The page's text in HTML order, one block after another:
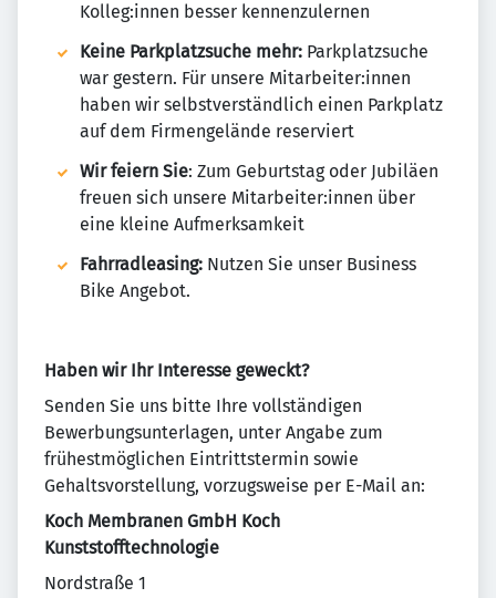
Kolleg:innen besser kennenzulernen
Keine Parkplatzsuche mehr: Parkplatzsuche
war gestern. Für unsere Mitarbeiter:innen
haben wir selbstverständlich einen Parkplatz
auf dem Firmengelände reserviert
Wir feiern Sie: Zum Geburtstag oder Jubiläen
freuen sich unsere Mitarbeiter:innen über
eine kleine Aufmerksamkeit
Fahrradleasing: Nutzen Sie unser Business
Bike Angebot.
Haben wir Ihr Interesse geweckt?
Senden Sie uns bitte Ihre vollständigen
Bewerbungsunterlagen, unter Angabe zum
frühestmöglichen Eintrittstermin sowie
Gehaltsvorstellung, vorzugsweise per E-Mail an:
Koch Membranen GmbH Koch
Kunststofftechnologie
Nordstraße 1